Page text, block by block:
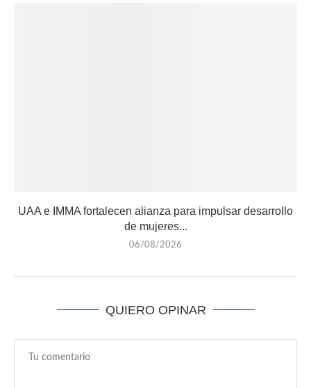
UAA e IMMA fortalecen alianza para impulsar desarrollo
de mujeres...
06/08/2026
QUIERO OPINAR